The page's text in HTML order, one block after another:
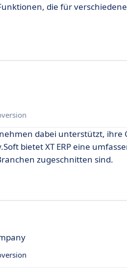
die für
dabei unterstützt, ihre
bietet XT ERP eine
zugeschnitten sind.